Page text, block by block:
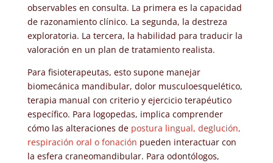
observables en consulta. La primera es la capacidad
de razonamiento clínico. La segunda, la destreza
exploratoria. La tercera, la habilidad para traducir la
valoración en un plan de tratamiento realista.
Para fisioterapeutas, esto supone manejar
biomecánica mandibular, dolor musculoesquelético,
terapia manual con criterio y ejercicio terapéutico
específico. Para logopedas, implica comprender
cómo las alteraciones de postura lingual, deglución,
respiración oral o fonación pueden interactuar con
la esfera craneomandibular. Para odontólogos,